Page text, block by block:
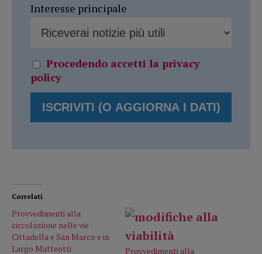
Interesse principale
Procedendo accetti la privacy
policy
Correlati
Provvedimenti alla
circolazione nelle vie
Cittadella e San Marco e in
Largo Matteotti
Provvedimenti alla